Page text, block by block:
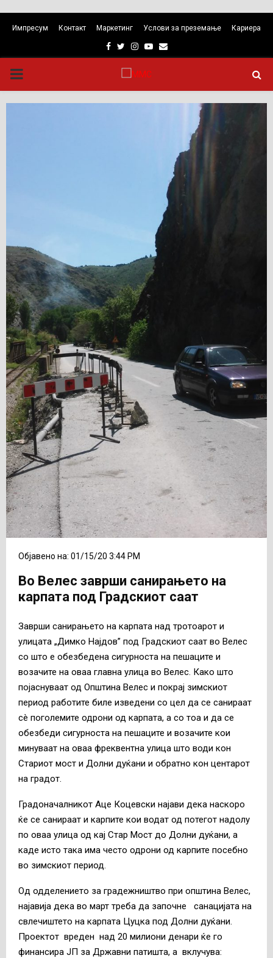
Импресум Контакт Маркетинг Услови за преземање Кариера
Facebook
TwitterInstagram
Youtube
Email
PRIMARY
MENU
Објавено на: 01/15/20 3:44 PM
Во Велес заврши санирањето на
карпата под Градскиот саат
Заврши санирањето на карпата над тротоарот и
улицата „Димко Најдов” под Градскиот саат во Велес
со што е обезбедена сигурноста на пешаците и
возачите на оваа главна улица во Велес. Како што
појаснуваат од Општина Велес и покрај зимскиот
период работите биле изведени со цел да се санираат
сè поголемите одрони од карпата, а со тоа и да се
обезбеди сигурноста на пешаците и возачите кои
минуваат на оваа фреквентна улица што води кон
Стариот мост и Долни дуќани и обратно кон центарот
на градот.
Градоначалникот Аце Коцевски најави дека наскоро
ќе се санираат и карпите кои водат од потегот надолу
по оваа улица од кај Стар Мост до Долни дуќани, а
каде исто така има често одрони од карпите посебно
во зимскиот период.
Од одделението за градежништво при општина Велес,
најавија дека во март треба да започне санацијата на
свлечиштето на карпата Цуцка под Долни дуќани.
Проектот вреден над 20 милиони денари ќе го
финансира ЈП за Државни патишта, а вклучува: